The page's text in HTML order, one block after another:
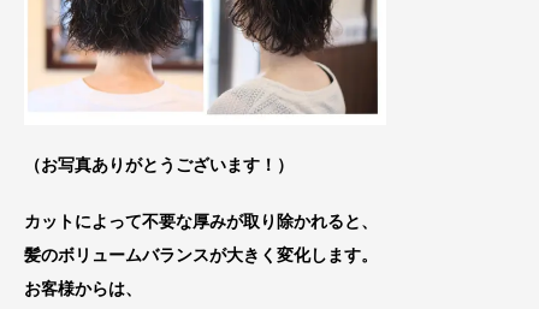
（お写真ありがとうございます！）
カットによって不要な厚みが取り除かれると、
髪のボリュームバランスが大きく変化します。
お客様からは、